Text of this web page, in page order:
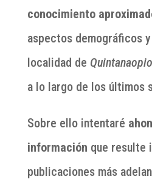
conocimiento
aspectos demográficos
localidad de Quintanaopio
a lo largo de los últimos
Sobre ello intentaré
información que resulte
publicaciones más